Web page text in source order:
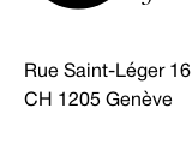
Rue Saint-Léger 16
CH 1205 Genève